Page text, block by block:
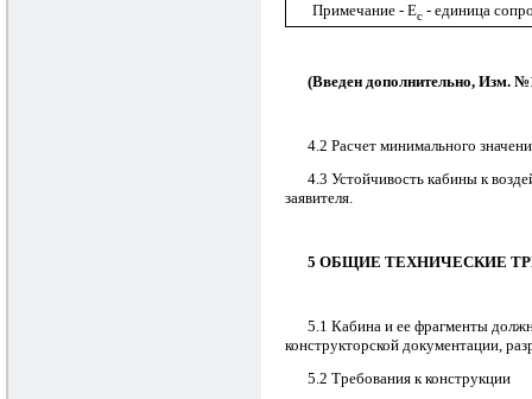
Примечание - Ес- единица
(Введен дополнительно, Изм.
4.2 Расчет минимального
4.3 Устойчивость кабины к
заявителя.
5 ОБЩИЕ ТЕХНИЧЕСКИЕ
5.1 Кабина и ее фрагменты
конструкторской документации,
5.2 Требования к конструкции